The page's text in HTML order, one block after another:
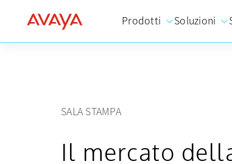
Prodotti Soluzioni
SALA STAMPA
Il mercato